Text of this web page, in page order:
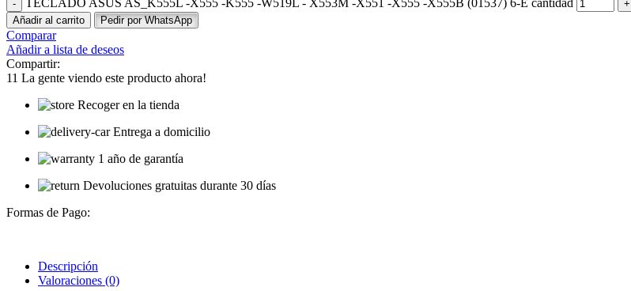
Añadir al carrito Pedir por WhatsApp
Comparar
Añadir a lista de deseos
Compartir:
11 La gente viendo este producto ahora!
Recoger en la tienda
Entrega a domicilio
1 año de garantía
Devoluciones gratuitas durante 30 días
Formas de Pago:
Descripción
Valoraciones (0)